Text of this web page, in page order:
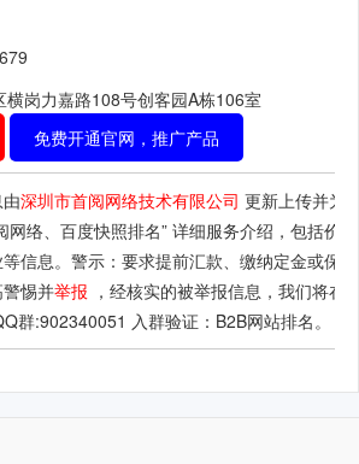
岗力嘉路108号创客园A栋106室
免费开通官网，推广产品
深圳市首阅网络技术有限公司 更新上传并为
网络、百度快照排名” 详细服务介绍，包括价
信息。警示：要求提前汇款、缴纳定金或保
惕并举报 ，经核实的被举报信息，我们将在
群:902340051 入群验证：B2B网站排名。